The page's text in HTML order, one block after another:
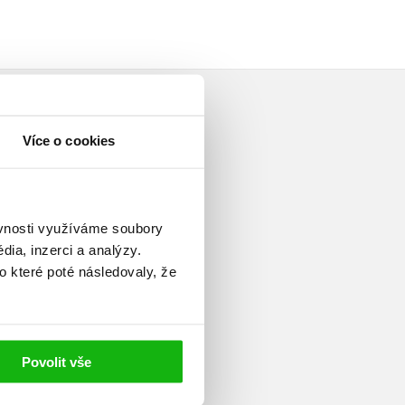
Více o cookies
využíváme soubory
inzerci a analýzy.
které poté následovaly, že
Povolit vše
Vystudovala Střední
Hradci Králové. V současné
Ve volném čase píše